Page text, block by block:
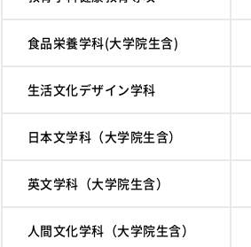
食品栄養学科(大学院生含)
生活文化デザイン学科
日本文学科（大学院生含）
英文学科（大学院生含）
人間文化学科（大学院生含）